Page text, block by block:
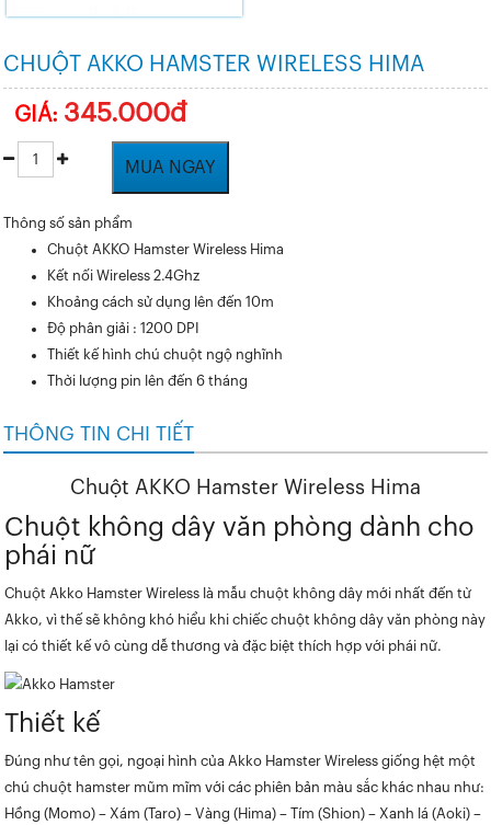
CHUỘT AKKO HAMSTER WIRELESS HIMA
GIÁ: 345.000đ
MUA NGAY
Thông số sản phẩm
Chuột AKKO Hamster Wireless Hima
Kết nối Wireless 2.4Ghz
Khoảng cách sử dụng lên đến 10m
Độ phân giải : 1200 DPI
Thiết kế hình chú chuột ngộ nghĩnh
Thời lượng pin lên đến 6 tháng
THÔNG TIN CHI TIẾT
Chuột AKKO Hamster Wireless Hima
Chuột không dây văn phòng dành cho
phái nữ
Chuột Akko Hamster Wireless là mẫu chuột không dây mới nhất đến từ
Akko, vì thế sẽ không khó hiểu khi chiếc chuột không dây văn phòng này
lại có thiết kế vô cùng dễ thương và đặc biệt thích hợp với phái nữ.
Thiết kế
Đúng như tên gọi, ngoại hình của Akko Hamster Wireless giống hệt một
chú chuột hamster mũm mĩm với các phiên bản màu sắc khác nhau như:
Hồng (Momo) – Xám (Taro) – Vàng (Hima) – Tím (Shion) – Xanh lá (Aoki) –